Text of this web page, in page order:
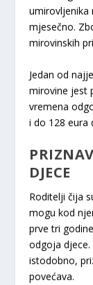
umirovljenika
mjesečno.
mirovinskih
Jedan od
mirovine jest
vremena
i do 128 eura
DJECE
Roditelji čija
mogu kod
prve tri
odgoja djece.
istodobno,
povećava.